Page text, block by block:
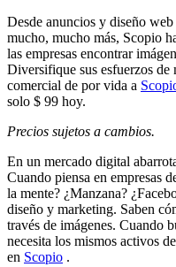
Desde anuncios y diseño web
mucho, mucho más, Scopio
las empresas encontrar
Diversifique sus esfuerzos
comercial de por vida a
solo $ 99 hoy.
Precios sujetos a cambios.
En un mercado digital
Cuando piensa en empresas
la mente? ¿Manzana?
diseño y marketing. Saben
través de imágenes. Cuando
necesita los mismos activos
en Scopio .